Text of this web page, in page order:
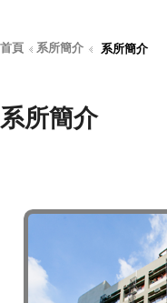
首頁 系所簡介 系所簡介
系所簡介